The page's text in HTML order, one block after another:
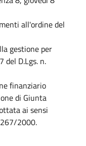
all'ordine del
gestione per
del D.Lgs. n.
finanziario
di Giunta
ai sensi
2000.